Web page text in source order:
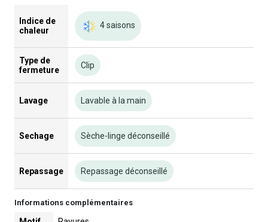
Indice de
chaleur
4 saisons
Type de
fermeture
Clip
Lavage Lavable à la main
Sechage Sèche-linge déconseillé
Repassage Repassage déconseillé
Informations complémentaires